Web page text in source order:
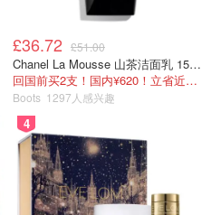
£36.72 £51.00
Chanel La Mousse 山茶洁面乳 150ml
回国前买2支！国内¥620！立省近一半！
Boots 1297人感兴趣
4